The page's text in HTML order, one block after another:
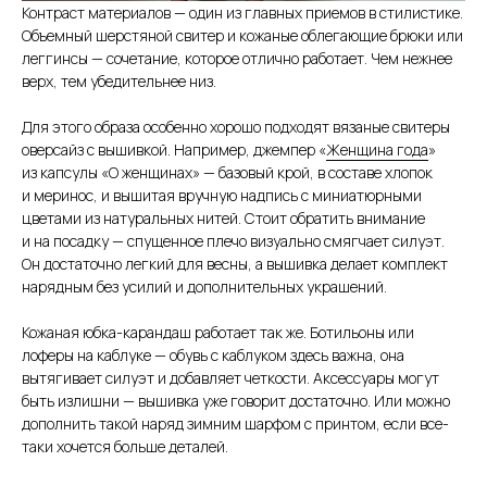
Контраст материалов — один из главных приемов в стилистике.
Объемный шерстяной свитер и кожаные облегающие брюки или
леггинсы — сочетание, которое отлично работает. Чем нежнее
верх, тем убедительнее низ.
Для этого образа особенно хорошо подходят вязаные свитеры
оверсайз с вышивкой. Например, джемпер «Женщина года»
из капсулы «О женщинах» — базовый крой, в составе хлопок
и меринос, и вышитая вручную надпись с миниатюрными
цветами из натуральных нитей. Стоит обратить внимание
и на посадку — спущенное плечо визуально смягчает силуэт.
Он достаточно легкий для весны, а вышивка делает комплект
нарядным без усилий и дополнительных украшений.
Кожаная юбка-карандаш работает так же. Ботильоны или
лоферы на каблуке — обувь с каблуком здесь важна, она
вытягивает силуэт и добавляет четкости. Аксессуары могут
быть излишни — вышивка уже говорит достаточно. Или можно
дополнить такой наряд зимним шарфом с принтом, если все-
таки хочется больше деталей.